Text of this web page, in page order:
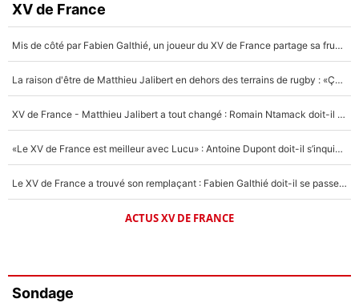
XV de France
Mis de côté par Fabien Galthié, un joueur du XV de France partage sa frustration : «ils ne me l’ont pas dit tout de suite»
La raison d'être de Matthieu Jalibert en dehors des terrains de rugby : «Ça m'atteint autant que si tu touches à un membre de ma famille»
XV de France - Matthieu Jalibert a tout changé : Romain Ntamack doit-il s’inquiéter pour sa place à un an de la Coupe du monde ?
«Le XV de France est meilleur avec Lucu» : Antoine Dupont doit-il s’inquiéter pour sa place ?
Le XV de France a trouvé son remplaçant : Fabien Galthié doit-il se passer d'Antoine Dupont ?
ACTUS XV DE FRANCE
Sondage